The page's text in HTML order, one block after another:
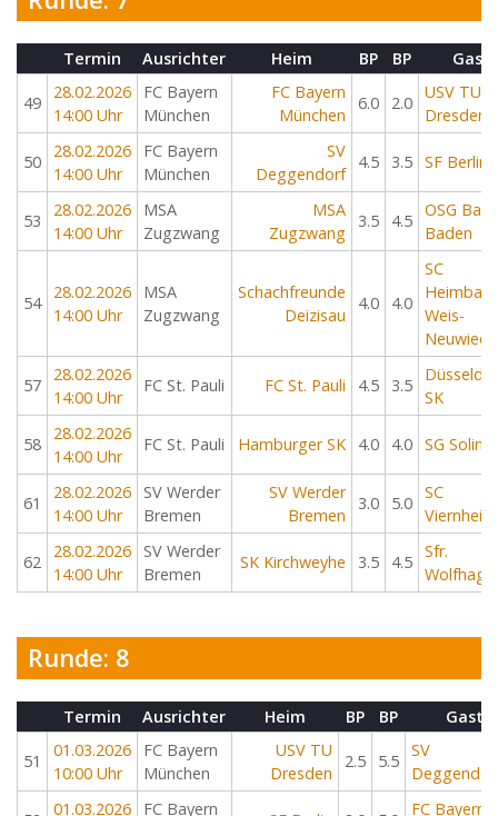
Termin Ausrichter Heim BP BP Gast
49
28.02.2026
14:00 Uhr
FC Bayern
München
FC Bayern
München
6.0 2.0
USV TU
Dresden
50
28.02.2026
14:00 Uhr
FC Bayern
München
SV
Deggendorf
4.5 3.5 SF Berlin
53
28.02.2026
14:00 Uhr
MSA
Zugzwang
MSA
Zugzwang
3.5 4.5
OSG
Baden
54
28.02.2026
14:00 Uhr
MSA
Zugzwang
Schachfreunde
Deizisau
4.0 4.0
SC
Weis-
Neuwied
57
28.02.2026
14:00 Uhr
FC St. Pauli FC St. Pauli 4.5 3.5
SK
58
28.02.2026
14:00 Uhr
FC St. Pauli Hamburger SK 4.0 4.0 SG
61
28.02.2026
14:00 Uhr
SV Werder
Bremen
SV Werder
Bremen
3.0 5.0
SC
Viernheim
62
28.02.2026
14:00 Uhr
SV Werder
Bremen
SK Kirchweyhe 3.5 4.5
Sfr.
Runde: 8
Termin Ausrichter Heim BP BP Gast
51
01.03.2026
10:00 Uhr
FC Bayern
München
USV TU
Dresden
2.5 5.5
SV
01.03.2026
FC Bayern
FC Bayern